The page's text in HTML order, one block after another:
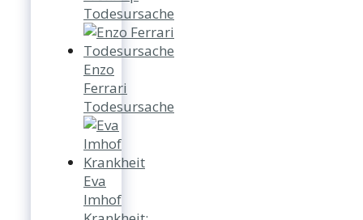
Todesursache
Enzo
Ferrari
Todesursache
Eva
Imhof